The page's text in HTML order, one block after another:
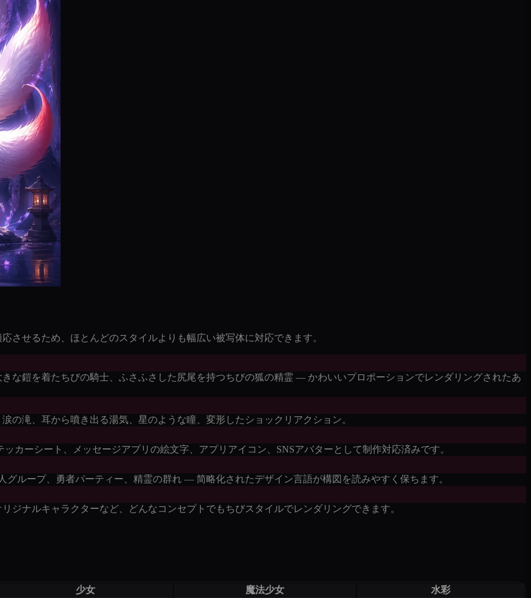
させるため、ほとんどのスタイルよりも幅広い被写体に対応できます。
な鎧を着たちびの騎士、ふさふさした尻尾を持つちびの狐の精霊 — かわいいプロポーションでレンダリングされたあ
の滝、耳から噴き出る湯気、星のような瞳、変形したショックリアクション。
カーシート、メッセージアプリの絵文字、アプリアイコン、SNSアバターとして制作対応済みです。
ループ、勇者パーティー、精霊の群れ — 简略化されたデザイン言語が構図を読みやすく保ちます。
ジナルキャラクターなど、どんなコンセプトでもちびスタイルでレンダリングできます。
少女 魔法少女 水彩